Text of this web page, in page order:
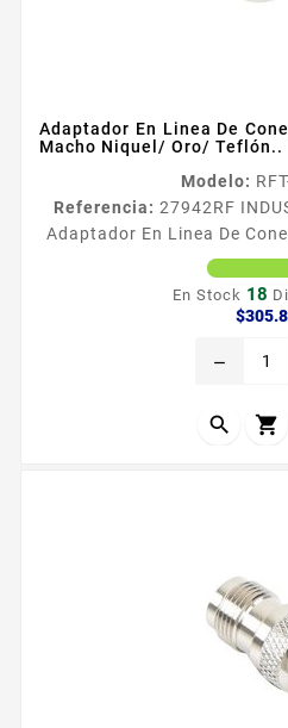
Adaptador En Linea De
Macho Niquel/ Oro/ Teflón..
Modelo:
Referencia: 27942RF
Adaptador En Linea De
Macho Niquel/ Oro/
Liacutenea de Conector
Tipo de adaptador De
Niquelado Contacto
En Stock 18
remove
 